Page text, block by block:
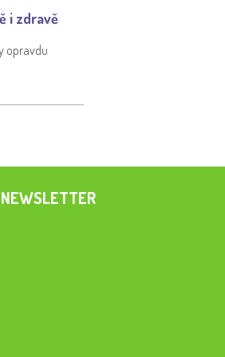
i zdravě
opravdu
NEWSLETTER